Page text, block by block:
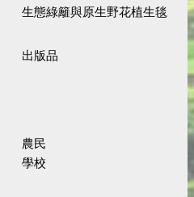
生態綠籬與原生野花植生毯
出版品
農民
學校